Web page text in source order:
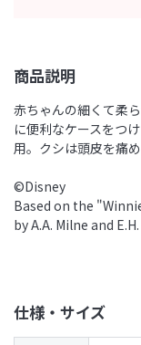
商品説明
赤ちゃんの細くて柔
に便利なケースをつ
用。クシは頭皮を痛
©Disney
Based on the
by A.A. Milne and
仕様・サイズ